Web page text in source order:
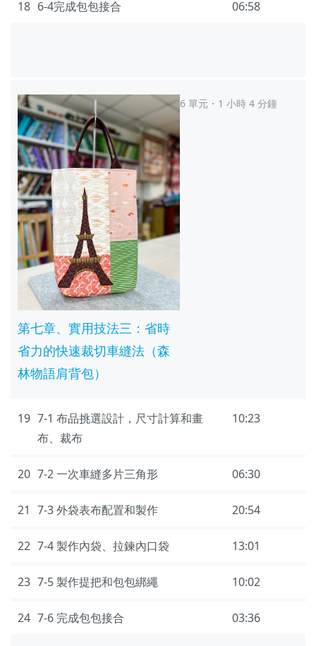
18 6-4完成包包接合 06:58
第七章、實用技法三：省時
省力的快速裁切車縫法（森
林物語肩背包）
6 單元・1 小時 4 分鐘
19 7-1 布品挑選設計，尺寸計算和畫
布、裁布
10:23
20 7-2 一次車縫多片三角形 06:30
21 7-3 外袋表布配置和製作 20:54
22 7-4 製作內袋、拉鍊內口袋 13:01
23 7-5 製作提把和包包綁繩 10:02
24 7-6 完成包包接合 03:36